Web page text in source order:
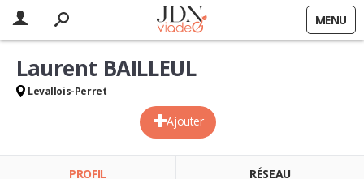
MENU
Ajouter
Laurent BAILLEUL
Levallois-Perret
PROFIL RÉSEAU